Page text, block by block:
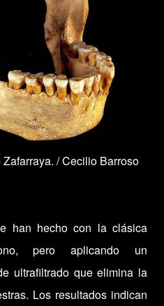
/Cecilio Barroso
han hecho con la clásica
pero aplicando un
ultrafiltrado que elimina la
Los resultados indican